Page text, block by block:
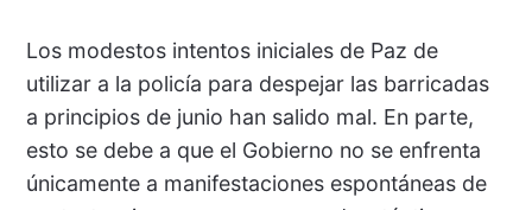
Los modestos intentos iniciales de Paz de
utilizar a la policía para despejar las barricadas
a principios de junio han salido mal. En parte,
esto se debe a que el Gobierno no se enfrenta
únicamente a manifestaciones espontáneas de